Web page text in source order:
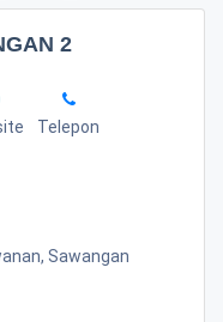
2
Telepon
Sawangan